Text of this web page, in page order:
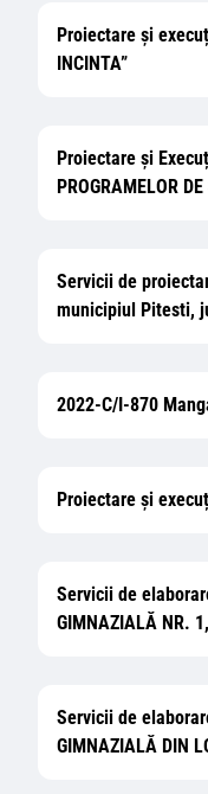
Proiectare și
INCINTA”
Proiectare și
PROGRAMELOR
Servicii de
municipiul Pitesti,
2022-C/I-870
Proiectare și
Servicii de
GIMNAZIALĂ NR.
Servicii de
GIMNAZIALĂ DIN